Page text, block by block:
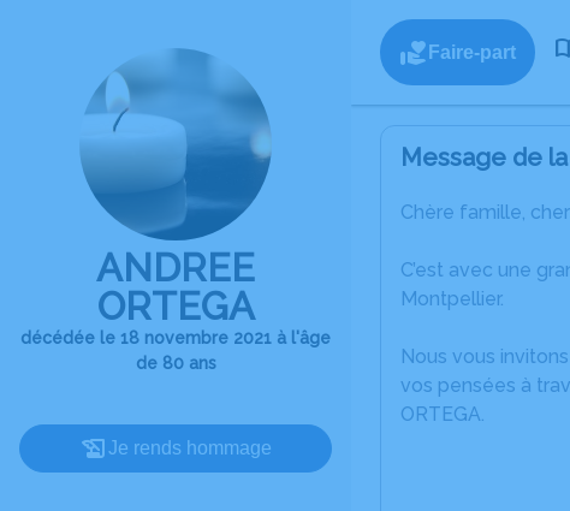
ANDREE
ORTEGA
décédée le 18 novembre 2021 à l'âge
de 80 ans
Je rends hommage
Faire-part
Message de
Chère famille,
C’est avec une
Montpellier.
Nous vous
vos pensées à
ORTEGA.